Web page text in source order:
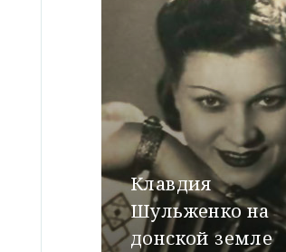
Клавдия
Шульженко на
донской земле